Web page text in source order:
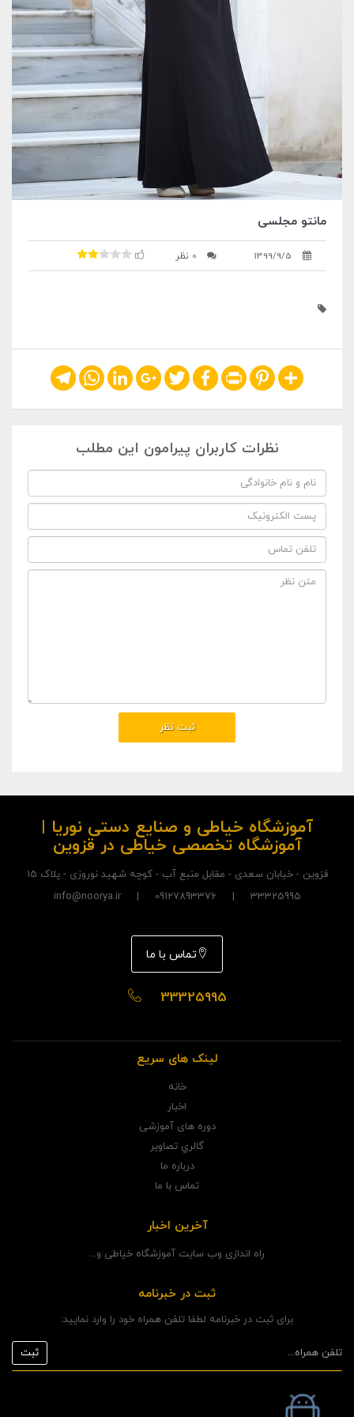
مانتو مجلسی
1399/9/5 0 نظر
Share
Pinterest
Print
Facebook
Twitter
Google+
LinkedIn
WhatsApp
Telegram
نظرات کاربران پیرامون این مطلب
آموزشگاه خیاطی و صنایع دستی نوریا |
آموزشگاه تخصصی خیاطی در قزوین
قزوین - خیابان سعدی - مقابل منبع آب - کوچه شهید نوروزی - پلاک 15
33325995 | 09127893376 | info@noorya.ir
تماس با ما
33325995
لینک های سریع
خانه
اخبار
دوره های آموزشی
گالري تصاوير
درباره ما
تماس با ما
آخرین اخبار
راه اندازی وب سایت آموزشگاه خیاطی و...
ثبت در خبرنامه
برای ثبت در خبرنامه لطفا تلفن همراه خود را وارد نمایید: